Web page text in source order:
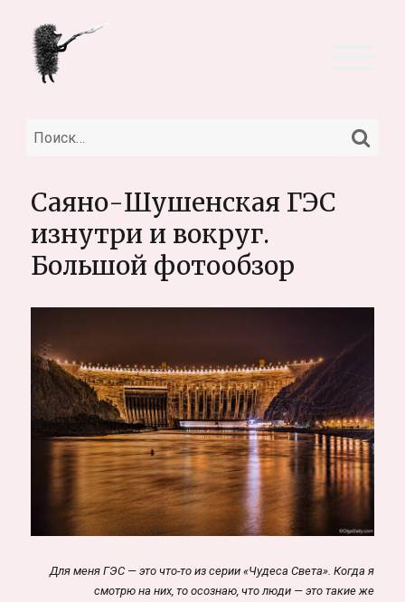
Искать:
Саяно-Шушенская ГЭС
изнутри и вокруг.
Большой фотообзор
Для меня ГЭС — это что-то из серии «Чудеса Света». Когда я
смотрю на них, то осознаю, что люди — это такие же